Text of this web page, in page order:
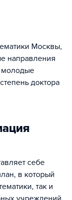
направления
молодые
доктора
себе
в который
так и